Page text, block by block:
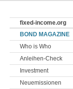
fixed-income.org
BOND MAGAZINE
Who is Who
Anleihen-Check
Investment
Neuemissionen